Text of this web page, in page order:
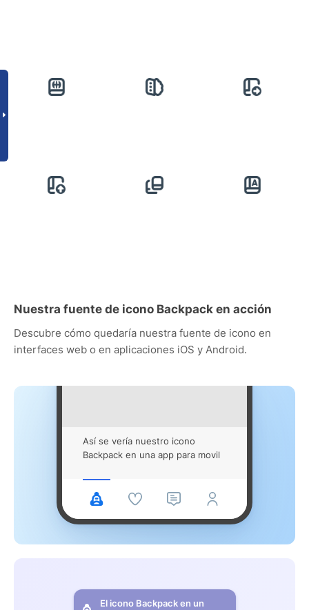
Nuestra fuente de icono Backpack en acción
Descubre cómo quedaría nuestra fuente de icono en
interfaces web o en aplicaciones iOS y Android.
Así se vería nuestro icono
Backpack en una app para movil
El icono Backpack en un